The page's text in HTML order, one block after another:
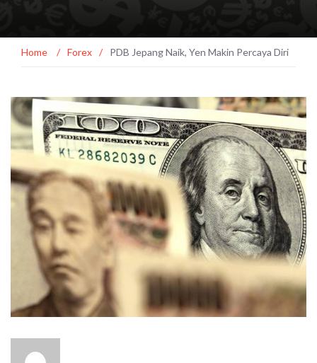
Home / Forex / PDB Jepang Naik, Yen Makin Percaya Diri